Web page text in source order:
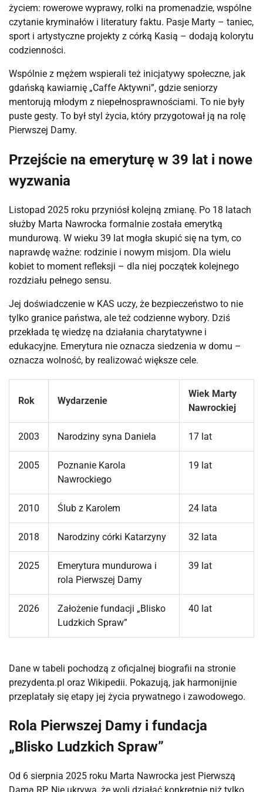
życiem: rowerowe wyprawy, rolki na promenadzie, wspólne
czytanie kryminałów i literatury faktu. Pasje Marty – taniec,
sport i artystyczne projekty z córką Kasią – dodają kolorytu
codzienności.
Wspólnie z mężem wspierali też inicjatywy społeczne, jak
gdańską kawiarnię „Caffe Aktywni”, gdzie seniorzy
mentorują młodym z niepełnosprawnościami. To nie były
puste gesty. To był styl życia, który przygotował ją na rolę
Pierwszej Damy.
Przejście na emeryturę w 39 lat i nowe
wyzwania
Listopad 2025 roku przyniósł kolejną zmianę. Po 18 latach
służby Marta Nawrocka formalnie została emerytką
mundurową. W wieku 39 lat mogła skupić się na tym, co
naprawdę ważne: rodzinie i nowym misjom. Dla wielu
kobiet to moment refleksji – dla niej początek kolejnego
rozdziału pełnego sensu.
Jej doświadczenie w KAS uczy, że bezpieczeństwo to nie
tylko granice państwa, ale też codzienne wybory. Dziś
przekłada tę wiedzę na działania charytatywne i
edukacyjne. Emerytura nie oznacza siedzenia w domu –
oznacza wolność, by realizować większe cele.
Rok Wydarzenie
Wiek Marty
Nawrockiej
2003 Narodziny syna Daniela 17 lat
2005
Poznanie Karola
Nawrockiego
19 lat
2010 Ślub z Karolem 24 lata
2018 Narodziny córki Katarzyny 32 lata
2025
Emerytura mundurowa i
rola Pierwszej Damy
39 lat
2026
Założenie fundacji „Blisko
Ludzkich Spraw”
40 lat
Dane w tabeli pochodzą z oficjalnej biografii na stronie
prezydenta.pl oraz Wikipedii. Pokazują, jak harmonijnie
przeplatały się etapy jej życia prywatnego i zawodowego.
Rola Pierwszej Damy i fundacja
„Blisko Ludzkich Spraw”
Od 6 sierpnia 2025 roku Marta Nawrocka jest Pierwszą